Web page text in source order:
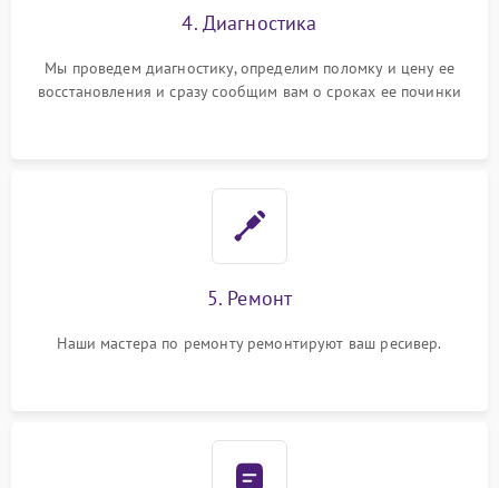
4. Диагностика
Мы проведем диагностику, определим поломку и цену ее
восстановления и сразу сообщим вам о сроках ее починки
5. Ремонт
Наши мастера по ремонту ремонтируют ваш ресивер.